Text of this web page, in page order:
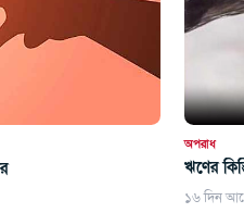
অপরাধ
ঋণের
১৬ দিন